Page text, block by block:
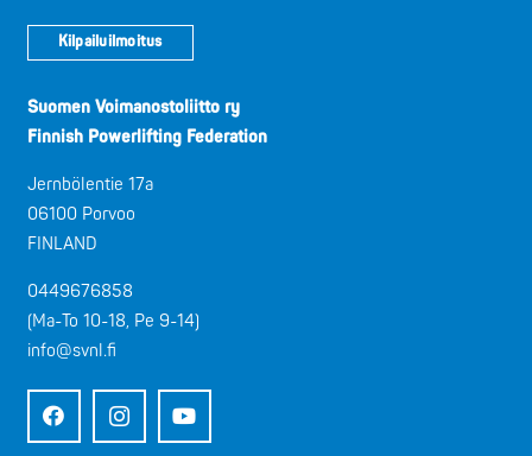
Kilpailuilmoitus
Suomen Voimanostoliitto ry
Finnish Powerlifting Federation
Jernbölentie 17a
06100 Porvoo
FINLAND
0449676858
(Ma-To 10-18, Pe 9-14)
info@svnl.fi